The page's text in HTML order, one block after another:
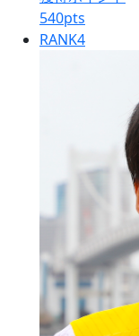
540pts
RANK4